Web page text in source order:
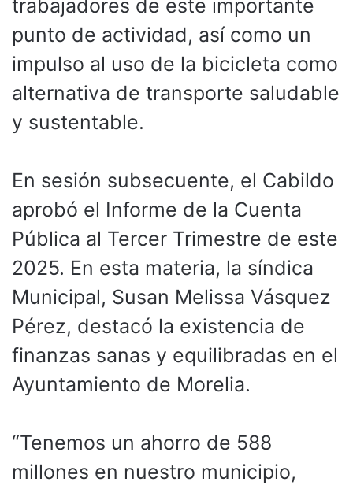
trabajadores de este importante
punto de actividad, así como un
impulso al uso de la bicicleta como
alternativa de transporte saludable
y sustentable.
En sesión subsecuente, el Cabildo
aprobó el Informe de la Cuenta
Pública al Tercer Trimestre de este
2025. En esta materia, la síndica
Municipal, Susan Melissa Vásquez
Pérez, destacó la existencia de
finanzas sanas y equilibradas en el
Ayuntamiento de Morelia.
“Tenemos un ahorro de 588
millones en nuestro municipio,